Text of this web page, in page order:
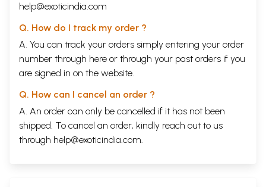
help@exoticindia.com
Q. How do I track my order ?
A. You can track your orders simply entering your order
number through here or through your past orders if you
are signed in on the website.
Q. How can I cancel an order ?
A. An order can only be cancelled if it has not been
shipped. To cancel an order, kindly reach out to us
through help@exoticindia.com.